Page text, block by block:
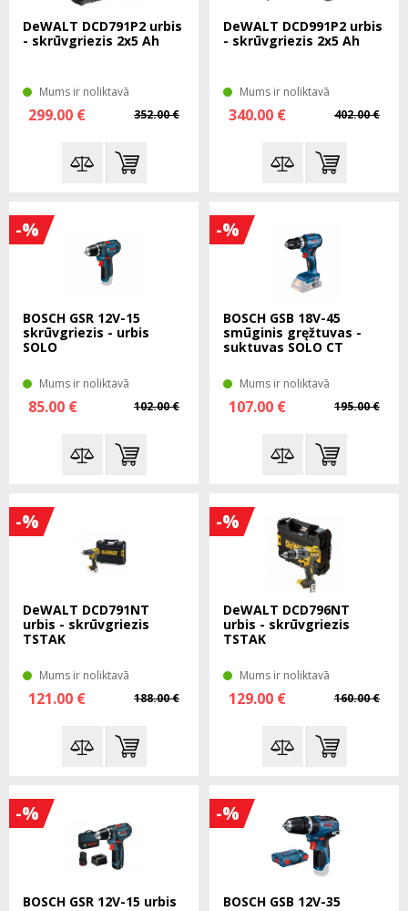
DeWALT DCD791P2 urbis
- skrūvgriezis 2x5 Ah
Mums ir noliktavā
352.00 €
299.00 €
DeWALT DCD991P2 urbis
- skrūvgriezis 2x5 Ah
Mums ir noliktavā
402.00 €
340.00 €
-%
BOSCH GSR 12V-15
skrūvgriezis - urbis
SOLO
Mums ir noliktavā
102.00 €
85.00 €
-%
BOSCH GSB 18V-45
smūginis gręžtuvas -
suktuvas SOLO CT
Mums ir noliktavā
195.00 €
107.00 €
-%
DeWALT DCD791NT
urbis - skrūvgriezis
TSTAK
Mums ir noliktavā
188.00 €
121.00 €
-%
DeWALT DCD796NT
urbis - skrūvgriezis
TSTAK
Mums ir noliktavā
160.00 €
129.00 €
-%
BOSCH GSR 12V-15 urbis
-%
BOSCH GSB 12V-35